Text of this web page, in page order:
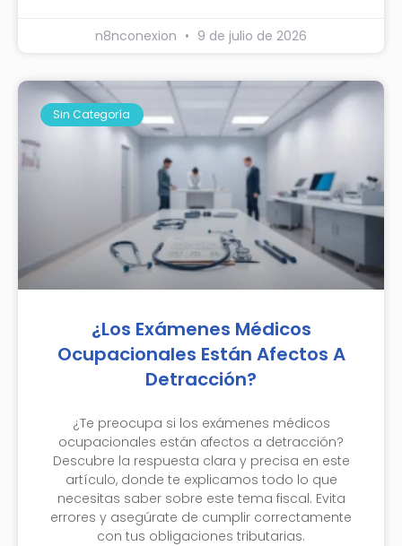
n8nconexion 9 de julio de 2026
Sin Categoría
¿Los Exámenes Médicos
Ocupacionales Están Afectos A
Detracción?
¿Te preocupa si los exámenes médicos
ocupacionales están afectos a detracción?
Descubre la respuesta clara y precisa en este
artículo, donde te explicamos todo lo que
necesitas saber sobre este tema fiscal. Evita
errores y asegúrate de cumplir correctamente
con tus obligaciones tributarias.